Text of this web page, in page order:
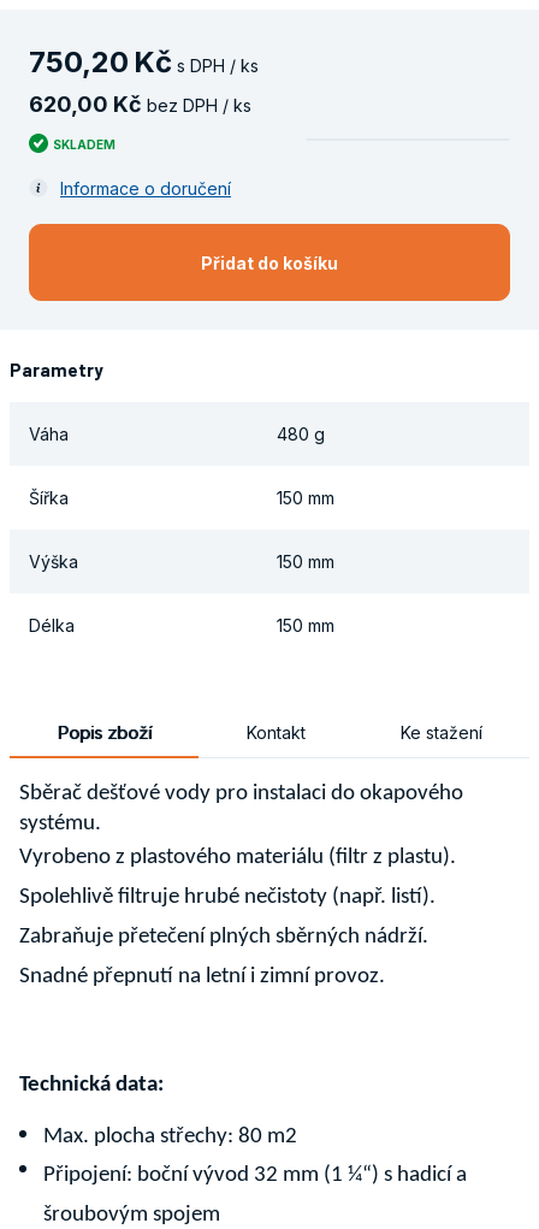
750,20 Kč s DPH / ks
620 00 Kč bez DPH / ks
SKLADEM
Informace o doručení
Přidat do košíku
Parametry
Váha 480 g
Šířka 150 mm
Výška 150 mm
Délka 150 mm
Popis zboží Kontakt Ke stažení
Sběrač dešťové vody pro instalaci do okapového
systému.
Vyrobeno z plastového materiálu (filtr z plastu).
Spolehlivě filtruje hrubé nečistoty (např. listí).
Zabraňuje přetečení plných sběrných nádrží.
Snadné přepnutí na letní i zimní provoz.
Technická data:
Max. plocha střechy: 80 m2
Připojení: boční vývod 32 mm (1 ¼“) s hadicí a
šroubovým spojem